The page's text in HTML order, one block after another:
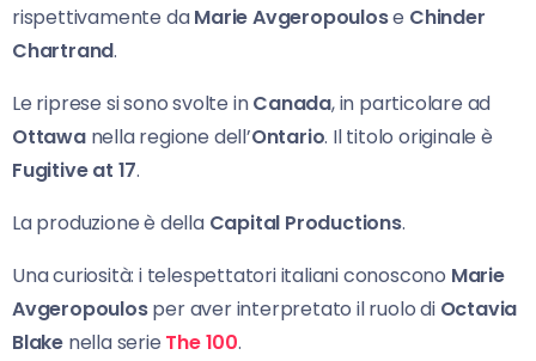
rispettivamente daMarie Avgeropoulose Chinder
Chartrand.
Le riprese si sono svolte inCanada, in particolare ad
Ottawanella regione dell’Ontario. Il titolo originale è
Fugitive at 17.
La produzione è della Capital Productions.
Una curiosità: i telespettatori italiani conoscono Marie
Avgeropoulosper aver interpretato il ruolo di Octavia
Blake nella serie The 100.